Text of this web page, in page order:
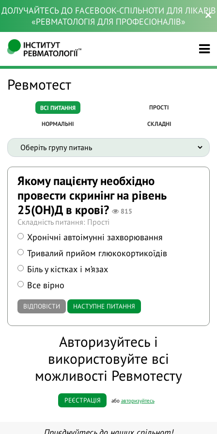
ДОЛУЧАЙТЕСЬ ДО FACEBOOK-СПІЛЬНОТИ ДЛЯ ЛІКАРІВ
«РЕВМАТОЛОГІЯ ДЛЯ ПРОФЕСІОНАЛІВ»
Ревмотест
ВСІ ПИТАННЯ ПРОСТІ
НОРМАЛЬНІ СКЛАДНІ
Якому пацієнту необхідно
провести скринінг на рівень
25(ОН)Д в крові?
815
Складність питання: Прості
Хронічні автоімунні захворювання
Тривалий прийом глюкокортикоїдів
Біль у кістках і м’язах
Все вірно
ВІДПОВІСТИ НАСТУПНЕ ПИТАННЯ
Авторизуйтесь і
використовуйте всі
можливості Ревмотесту
РЕЄСТРАЦІЯ або авторизуйтесь